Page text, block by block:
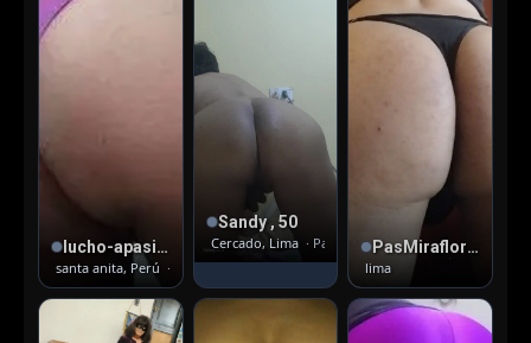
lucho-apasionada , 36
santa anita, Perú · Versátil pasivo
Sandy , 50
Cercado, Lima · Pasivo PasMirafloresCS , 30
lima